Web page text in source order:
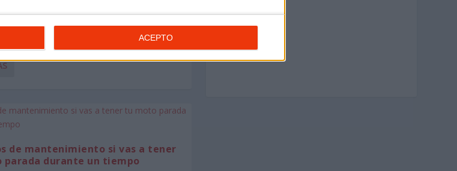
ACEPTO
comenzamos a ver la luz al...
de mantenimiento si vas a tener
parada durante un tiempo